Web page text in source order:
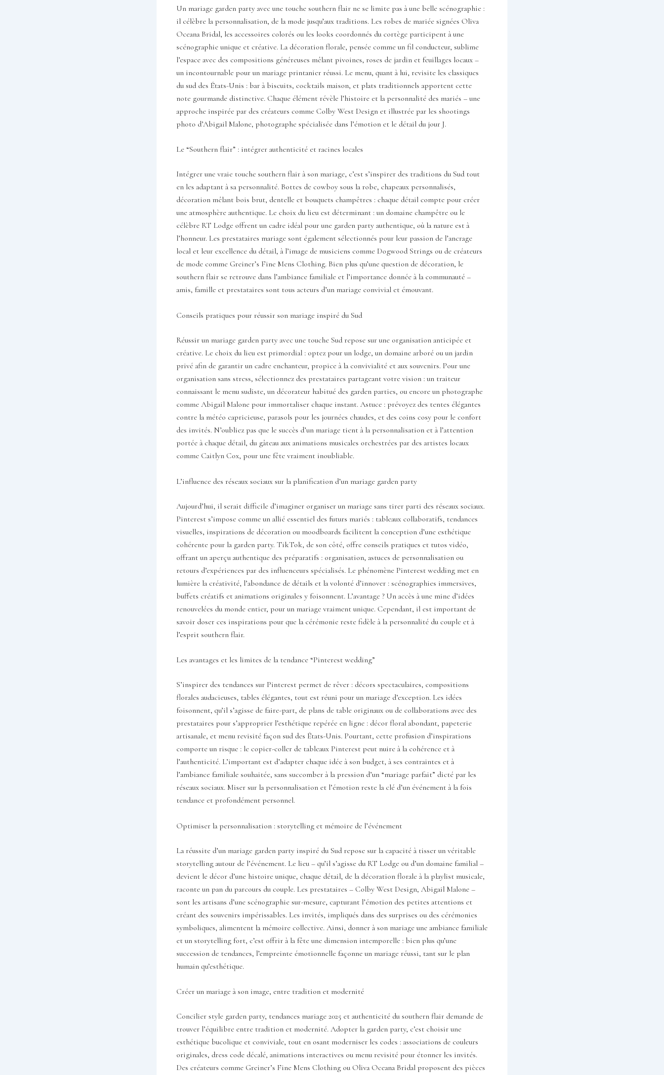
Un mariage garden party avec une touche southern flair ne se limite pas à une belle scénographie :
il célèbre la personnalisation, de la mode jusqu’aux traditions. Les robes de mariée signées Oliva
Oceana Bridal, les accessoires colorés ou les looks coordonnés du cortège participent à une
scénographie unique et créative. La décoration florale, pensée comme un fil conducteur, sublime
l’espace avec des compositions généreuses mêlant pivoines, roses de jardin et feuillages locaux –
un incontournable pour un mariage printanier réussi. Le menu, quant à lui, revisite les classiques
du sud des États-Unis : bar à biscuits, cocktails maison, et plats traditionnels apportent cette
note gourmande distinctive. Chaque élément révèle l’histoire et la personnalité des mariés – une
approche inspirée par des créateurs comme Colby West Design et illustrée par les shootings
photo d’Abigail Malone, photographe spécialisée dans l’émotion et le détail du jour J.
Le “Southern flair” : intégrer authenticité et racines locales
Intégrer une vraie touche southern flair à son mariage, c’est s’inspirer des traditions du Sud tout
en les adaptant à sa personnalité. Bottes de cowboy sous la robe, chapeaux personnalisés,
décoration mêlant bois brut, dentelle et bouquets champêtres : chaque détail compte pour créer
une atmosphère authentique. Le choix du lieu est déterminant : un domaine champêtre ou le
célèbre RT Lodge offrent un cadre idéal pour une garden party authentique, où la nature est à
l’honneur. Les prestataires mariage sont également sélectionnés pour leur passion de l’ancrage
local et leur excellence du détail, à l’image de musiciens comme Dogwood Strings ou de créateurs
de mode comme Greiner’s Fine Mens Clothing. Bien plus qu’une question de décoration, le
southern flair se retrouve dans l’ambiance familiale et l’importance donnée à la communauté –
amis, famille et prestataires sont tous acteurs d’un mariage convivial et émouvant.
Conseils pratiques pour réussir son mariage inspiré du Sud
Réussir un mariage garden party avec une touche Sud repose sur une organisation anticipée et
créative. Le choix du lieu est primordial : optez pour un lodge, un domaine arboré ou un jardin
privé afin de garantir un cadre enchanteur, propice à la convivialité et aux souvenirs. Pour une
organisation sans stress, sélectionnez des prestataires partageant votre vision : un traiteur
connaissant le menu sudiste, un décorateur habitué des garden parties, ou encore un photographe
comme Abigail Malone pour immortaliser chaque instant. Astuce : prévoyez des tentes élégantes
contre la météo capricieuse, parasols pour les journées chaudes, et des coins cosy pour le confort
des invités. N’oubliez pas que le succès d’un mariage tient à la personnalisation et à l’attention
portée à chaque détail, du gâteau aux animations musicales orchestrées par des artistes locaux
comme Caitlyn Cox, pour une fête vraiment inoubliable.
L’influence des réseaux sociaux sur la planification d’un mariage garden party
Aujourd’hui, il serait difficile d’imaginer organiser un mariage sans tirer parti des réseaux sociaux.
Pinterest s’impose comme un allié essentiel des futurs mariés : tableaux collaboratifs, tendances
visuelles, inspirations de décoration ou moodboards facilitent la conception d’une esthétique
cohérente pour la garden party. TikTok, de son côté, offre conseils pratiques et tutos vidéo,
offrant un aperçu authentique des préparatifs : organisation, astuces de personnalisation ou
retours d’expériences par des influenceurs spécialisés. Le phénomène Pinterest wedding met en
lumière la créativité, l’abondance de détails et la volonté d’innover : scénographies immersives,
buffets créatifs et animations originales y foisonnent. L’avantage ? Un accès à une mine d’idées
renouvelées du monde entier, pour un mariage vraiment unique. Cependant, il est important de
savoir doser ces inspirations pour que la cérémonie reste fidèle à la personnalité du couple et à
l’esprit southern flair.
Les avantages et les limites de la tendance “Pinterest wedding”
S’inspirer des tendances sur Pinterest permet de rêver : décors spectaculaires, compositions
florales audacieuses, tables élégantes, tout est réuni pour un mariage d’exception. Les idées
foisonnent, qu’il s’agisse de faire-part, de plans de table originaux ou de collaborations avec des
prestataires pour s’approprier l’esthétique repérée en ligne : décor floral abondant, papeterie
artisanale, et menu revisité façon sud des États-Unis. Pourtant, cette profusion d’inspirations
comporte un risque : le copier-coller de tableaux Pinterest peut nuire à la cohérence et à
l’authenticité. L’important est d’adapter chaque idée à son budget, à ses contraintes et à
l’ambiance familiale souhaitée, sans succomber à la pression d’un “mariage parfait” dicté par les
réseaux sociaux. Miser sur la personnalisation et l’émotion reste la clé d’un événement à la fois
tendance et profondément personnel.
Optimiser la personnalisation : storytelling et mémoire de l’événement
La réussite d’un mariage garden party inspiré du Sud repose sur la capacité à tisser un véritable
storytelling autour de l’événement. Le lieu – qu’il s’agisse du RT Lodge ou d’un domaine familial –
devient le décor d’une histoire unique, chaque détail, de la décoration florale à la playlist musicale,
raconte un pan du parcours du couple. Les prestataires – Colby West Design, Abigail Malone –
sont les artisans d’une scénographie sur-mesure, capturant l’émotion des petites attentions et
créant des souvenirs impérissables. Les invités, impliqués dans des surprises ou des cérémonies
symboliques, alimentent la mémoire collective. Ainsi, donner à son mariage une ambiance familiale
et un storytelling fort, c’est offrir à la fête une dimension intemporelle : bien plus qu’une
succession de tendances, l’empreinte émotionnelle façonne un mariage réussi, tant sur le plan
humain qu’esthétique.
Créer un mariage à son image, entre tradition et modernité
Concilier style garden party, tendances mariage 2025 et authenticité du southern flair demande de
trouver l’équilibre entre tradition et modernité. Adopter la garden party, c’est choisir une
esthétique bucolique et conviviale, tout en osant moderniser les codes : associations de couleurs
originales, dress code décalé, animations interactives ou menu revisité pour étonner les invités.
Des créateurs comme Greiner’s Fine Mens Clothing ou Oliva Oceana Bridal proposent des pièces